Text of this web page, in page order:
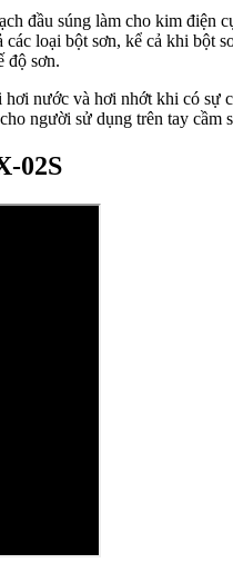
đầu súng làm cho kim điện
loại bột sơn, kể cả khi
độ sơn.
nước và hơi nhớt khi có
người sử dụng trên tay cầm
02S